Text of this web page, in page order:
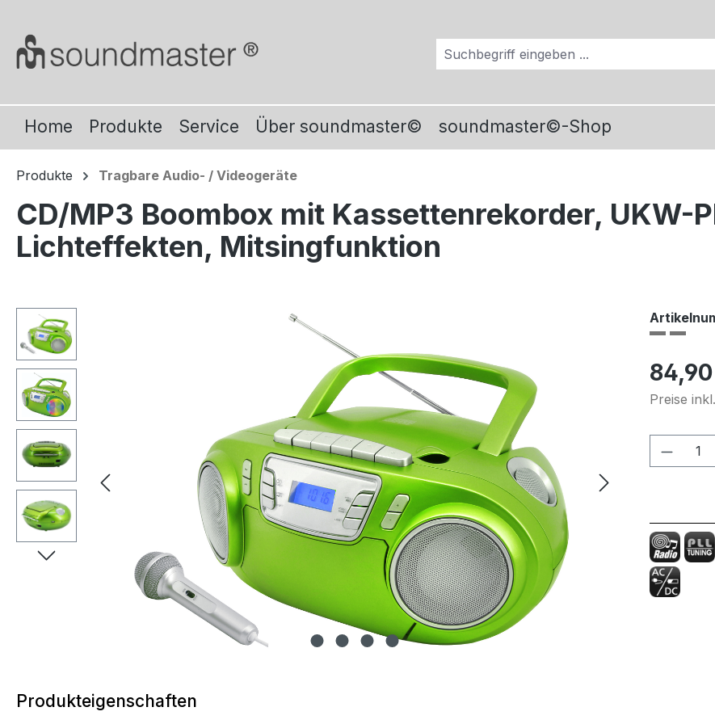
Home Produkte Service Über soundmaster© soundmaster©-Shop
Produkte Tragbare Audio- / Videogeräte
CD/MP3 Boombox mit Kassettenrekorder, UKW-
Lichteffekten, Mitsingfunktion
Bildergalerie überspringen
Regulärer
Preise
Produkteigenschaften